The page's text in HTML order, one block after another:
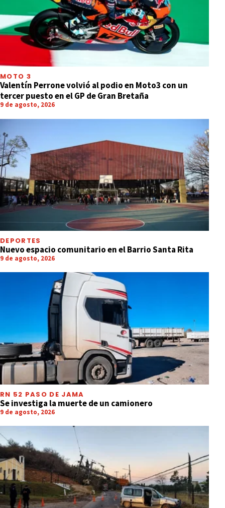
MOTO 3
Valentín Perrone volvió al podio en Moto3 con un
tercer puesto en el GP de Gran Bretaña
9 de agosto, 2026
DEPORTES
Nuevo espacio comunitario en el Barrio Santa Rita
9 de agosto, 2026
RN 52 PASO DE JAMA
Se investiga la muerte de un camionero
9 de agosto, 2026